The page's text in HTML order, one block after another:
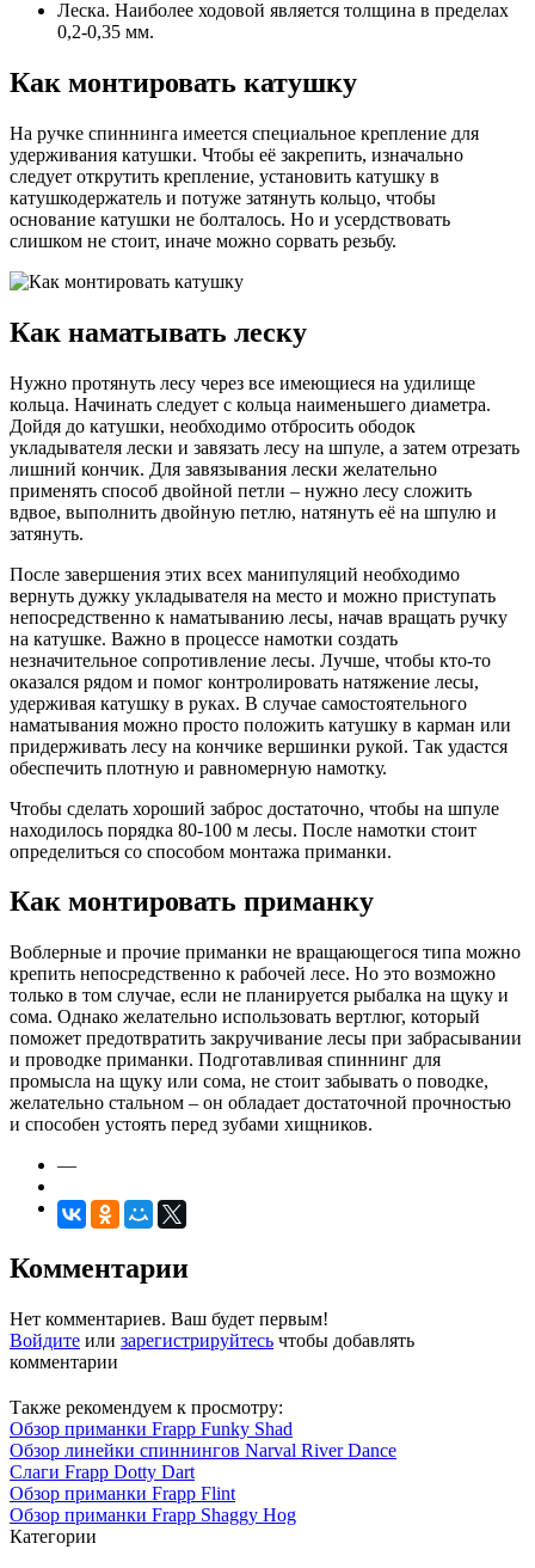
Леска. Наиболее ходовой является толщина в пределах
0,2-0,35 мм.
Как монтировать катушку
На ручке спиннинга имеется специальное крепление для
удерживания катушки. Чтобы её закрепить, изначально
следует открутить крепление, установить катушку в
катушкодержатель и потуже затянуть кольцо, чтобы
основание катушки не болталось. Но и усердствовать
слишком не стоит, иначе можно сорвать резьбу.
Как наматывать леску
Нужно протянуть лесу через все имеющиеся на удилище
кольца. Начинать следует с кольца наименьшего диаметра.
Дойдя до катушки, необходимо отбросить ободок
укладывателя лески и завязать лесу на шпуле, а затем отрезать
лишний кончик. Для завязывания лески желательно
применять способ двойной петли – нужно лесу сложить
вдвое, выполнить двойную петлю, натянуть её на шпулю и
затянуть.
После завершения этих всех манипуляций необходимо
вернуть дужку укладывателя на место и можно приступать
непосредственно к наматыванию лесы, начав вращать ручку
на катушке. Важно в процессе намотки создать
незначительное сопротивление лесы. Лучше, чтобы кто-то
оказался рядом и помог контролировать натяжение лесы,
удерживая катушку в руках. В случае самостоятельного
наматывания можно просто положить катушку в карман или
придерживать лесу на кончике вершинки рукой. Так удастся
обеспечить плотную и равномерную намотку.
Чтобы сделать хороший заброс достаточно, чтобы на шпуле
находилось порядка 80-100 м лесы. После намотки стоит
определиться со способом монтажа приманки.
Как монтировать приманку
Воблерные и прочие приманки не вращающегося типа можно
крепить непосредственно к рабочей лесе. Но это возможно
только в том случае, если не планируется рыбалка на щуку и
сома. Однако желательно использовать вертлюг, который
поможет предотвратить закручивание лесы при забрасывании
и проводке приманки. Подготавливая спиннинг для
промысла на щуку или сома, не стоит забывать о поводке,
желательно стальном – он обладает достаточной прочностью
и способен устоять перед зубами хищников.
—
Комментарии
Нет комментариев. Ваш будет первым!
Войдите или зарегистрируйтесь чтобы добавлять
комментарии
Также рекомендуем к просмотру:
Обзор приманки Frapp Funky Shad
Обзор линейки спиннингов Narval River Dance
Слаги Frapp Dotty Dart
Обзор приманки Frapp Flint
Обзор приманки Frapp Shaggy Hog
Категории